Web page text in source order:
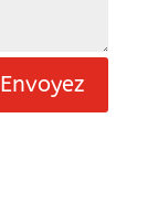
Envoyez